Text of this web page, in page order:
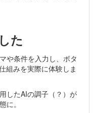
た
や条件を入力し、ボタ
組みを実際に体験しま
したAIの調子（？）が
に。